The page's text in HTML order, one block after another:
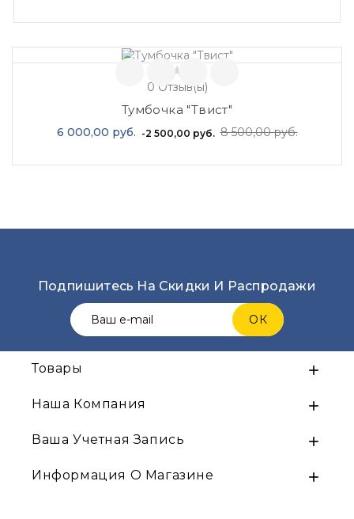
0 Отзыв(ы)
Тумбочка "Твист"
6 000,00 руб. Базовая
-2 500,00 руб. 8 500,00 руб.Цена
Подпишитесь На Скидки И Распродажи
Товары 
Наша Компания 
Ваша Учетная Запись 
Информация О Магазине 